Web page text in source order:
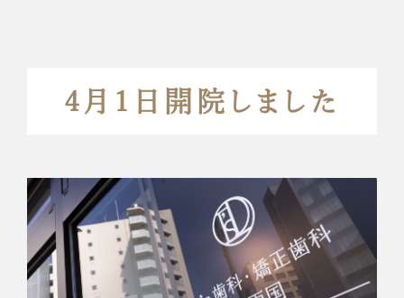
4月1日開院しました